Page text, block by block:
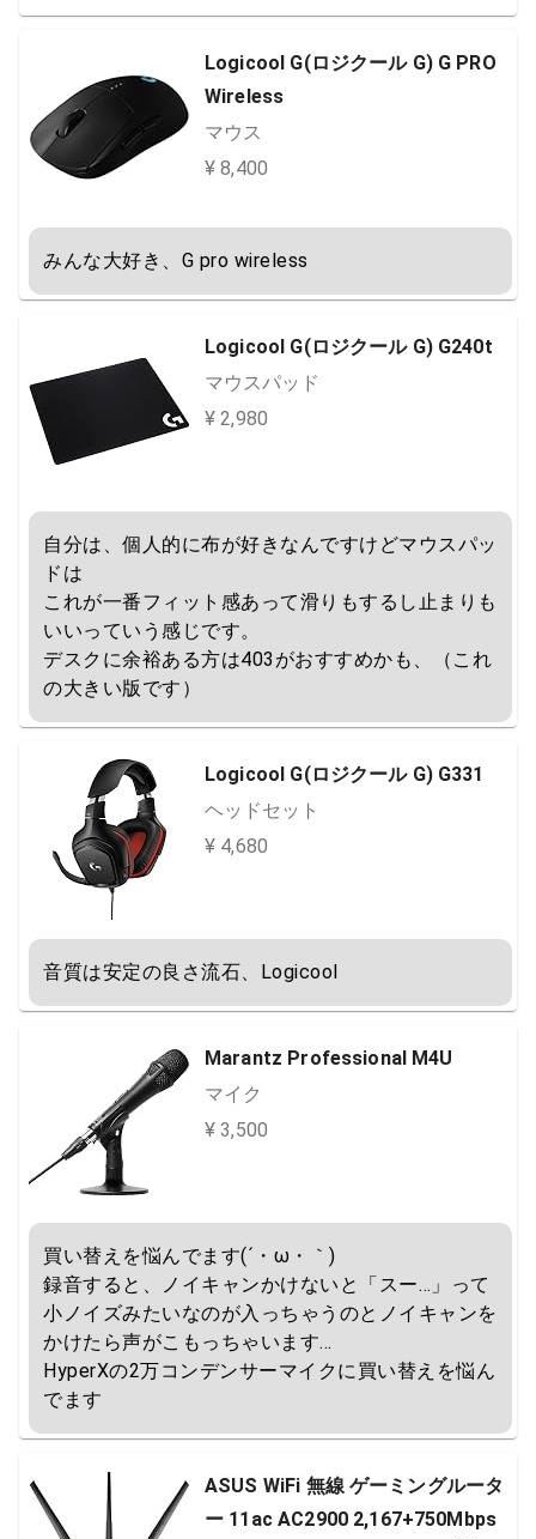
Logicool G(ロジクール G) G PRO
Wireless
マウス
¥ 8,400
みんな大好き、G pro wireless
Logicool G(ロジクール G) G240t
マウスパッド
¥ 2,980
自分は、個人的に布が好きなんですけどマウスパッ
ドは
これが一番フィット感あって滑りもするし止まりも
いいっていう感じです。
デスクに余裕ある方は403がおすすめかも、（これ
の大きい版です）
Logicool G(ロジクール G) G331
ヘッドセット
¥ 4,680
音質は安定の良さ流石、Logicool
Marantz Professional M4U
マイク
¥ 3,500
買い替えを悩んでます(´・ω・｀)
録音すると、ノイキャンかけないと「スー…」って
小ノイズみたいなのが入っちゃうのとノイキャンを
かけたら声がこもっちゃいます…
HyperXの2万コンデンサーマイクに買い替えを悩ん
でます
ASUS WiFi 無線 ゲーミングルータ
ー 11ac AC2900 2,167+750Mbps